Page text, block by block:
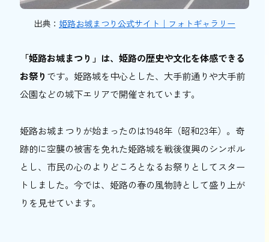
出典： 姫路お城まつり公式サイト｜フォトギャラリー
「姫路お城まつり」は、姫路の歴史や文化を体感できる
お祭り です。姫路城を中心とした、大手前通りや大手前
公園などの城下エリアで開催されています。
姫路お城まつりが始まったのは1948年（昭和23年）。奇
跡的に空襲の被害を免れた姫路城を戦後復興のシンボル
とし、市民の心のよりどころとなるお祭りとしてスター
トしました。今では、姫路の春の風物詩として盛り上が
りを見せています。